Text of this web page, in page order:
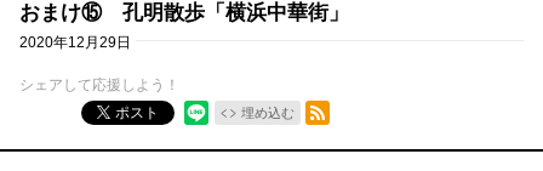
おまけ⑮ 孔明散歩「横浜中華街」
2020年12月29日
シェアして応援しよう！
ポスト
埋め込む
RSSフィード